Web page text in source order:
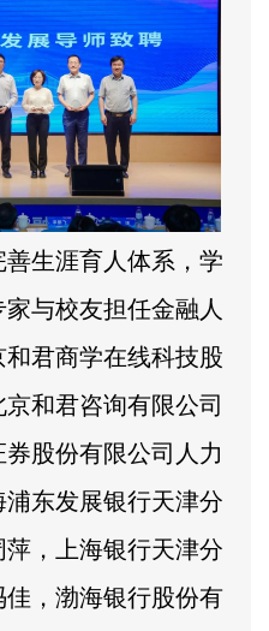
生涯育人体系，学
与校友担任金融人
君商学在线科技股
和君咨询有限公司
股份有限公司人力
东发展银行天津分
，上海银行天津分
，渤海银行股份有